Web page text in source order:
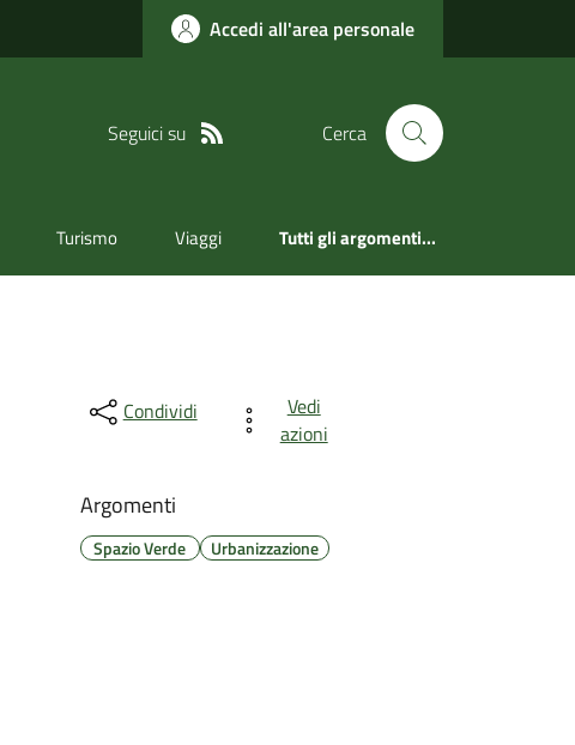
Accedi all'area personale
Seguici su Cerca
Turismo Viaggi Tutti gli argomenti...
Condividi
Vedi
azioni
Argomenti
Spazio Verde Urbanizzazione